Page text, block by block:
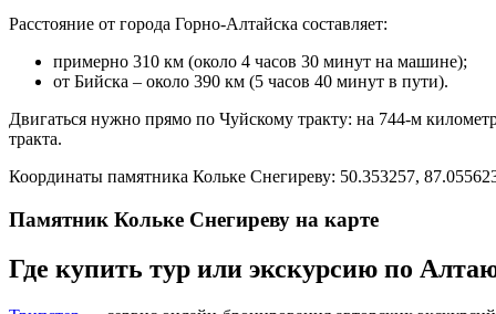
Расстояние от города Горно-Алтайска составляет:
примерно 310 км (около 4 часов 30 минут на машине);
от Бийска – около 390 км (5 часов 40 минут в пути).
Двигаться нужно прямо по Чуйскому тракту: на 744-м
тракта.
Координаты памятника Кольке Снегиреву: 50.353257,
Памятник Кольке Снегиреву на карте
Где купить тур или экскурсию по